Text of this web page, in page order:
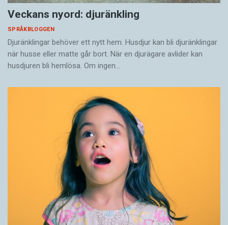
Veckans nyord: djuränkling
SPRÅKBLOGGEN
Djuränklingar behöver ett nytt hem. Husdjur kan bli djuränklingar
när husse eller matte går bort. När en djurägare avlider kan
husdjuren bli hemlösa. Om ingen…